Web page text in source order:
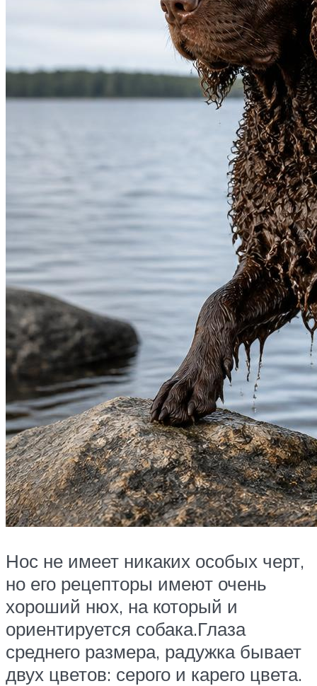
Нос не имеет никаких особых черт,
но его рецепторы имеют очень
хороший нюх, на который и
ориентируется собака.Глаза
среднего размера, радужка бывает
двух цветов: серого и карего цвета.